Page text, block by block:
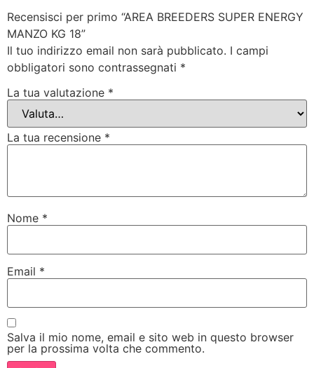
Recensisci per primo “AREA BREEDERS SUPER ENERGY
MANZO KG 18”
Il tuo indirizzo email non sarà pubblicato. I campi
obbligatori sono contrassegnati *
La tua valutazione *
La tua recensione *
Nome *
Email *
Salva il mio nome, email e sito web in questo browser
per la prossima volta che commento.